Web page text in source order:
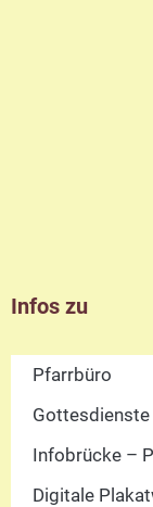
Infos zu
Pfarrbüro
Gottesdienste
Infobrücke –
Digitale